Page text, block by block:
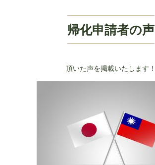
帰化申請者の声
頂いた声を掲載いたします！